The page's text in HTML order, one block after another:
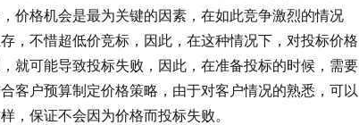
价格机会是最为关键的因素，在如此竞争激烈的情况
，不惜超低价竞标，因此，在这种情况下，对投标价格
就可能导致投标失败，因此，在准备投标的时候，需要
客户预算制定价格策略，由于对客户情况的熟悉，可以
，保证不会因为价格而投标失败。